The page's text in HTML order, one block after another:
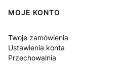
MOJE KONTO
Twoje zamówienia
Ustawienia konta
Przechowalnia